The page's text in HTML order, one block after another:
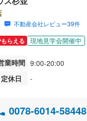
不動産会社レビュー39件
らえる 現地見学会開催中
業時間 9:00-20:00
定休日
-
0078-6014-58448